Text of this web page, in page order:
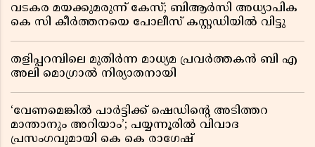
വടകര മയക്കുമരുന്ന് കേസ്; ബിആർസി അധ്യാപിക
കെ സി കീർത്തനയെ പോലീസ് കസ്റ്റഡിയിൽ വിട്ടു
തളിപ്പറമ്പിലെ മുതിർന്ന മാധ്യമ പ്രവർത്തകൻ ബി എ
അലി മൊഗ്രാൽ നിര്യാതനായി
‘വേണമെങ്കിൽ പാർട്ടിക്ക് ഷെഡിൻ്റെ അടിത്തറ
മാന്താനും അറിയാം’; പയ്യന്നൂരിൽ വിവാദ
പ്രസംഗവുമായി കെ കെ രാഗേഷ്